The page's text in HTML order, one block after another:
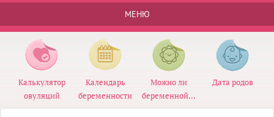
МЕНЮ
Калькулятор
овуляций
Календарь
беременности
Можно ли
беременной...
Дата родов